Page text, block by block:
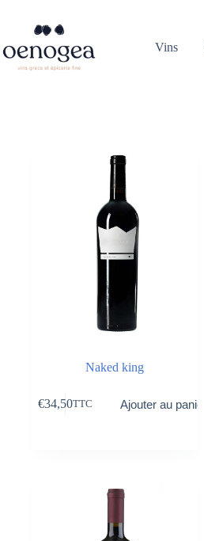
contenu
Vins
Naked king
€34,50TTC Ajouter au panier